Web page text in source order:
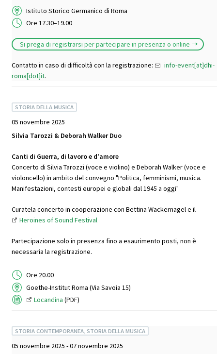
Istituto Storico Germanico di Roma
Ore 17.30–19.00
Si prega di registrarsi per partecipare in presenza o online
Contatto in caso di difficoltà con la registrazione:
info-event[at]dhi-
roma[dot]it.
STORIA DELLA MUSICA
05 novembre 2025
Silvia Tarozzi & Deborah Walker Duo
Canti di Guerra, di lavoro e d'amore
Concerto di Silvia Tarozzi (voce e violino) e Deborah Walker (voce e
violoncello) in ambito del convegno "Politica, femminismi, musica.
Manifestazioni, contesti europei e globali dal 1945 a oggi"
Curatela concerto in cooperazione con Bettina Wackernagel e il
Heroines of Sound Festival
Partecipazione solo in presenza fino a esaurimento posti, non è
necessaria la registrazione.
Ore 20.00
Goethe-Institut Roma (Via Savoia 15)
Locandina (PDF)
STORIA CONTEMPORANEA, STORIA DELLA MUSICA
05 novembre 2025 - 07 novembre 2025